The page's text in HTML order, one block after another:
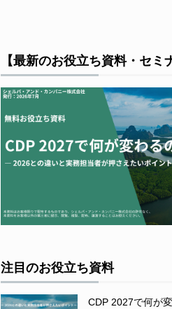
【最新のお役立ち資料・セミ
注目のお役立ち資料
CDP 2027で何